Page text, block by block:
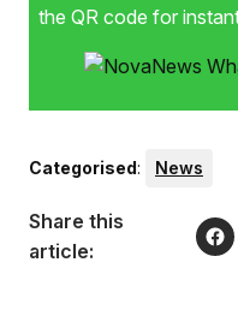
the QR code for
Categorised: News
Share this
article: